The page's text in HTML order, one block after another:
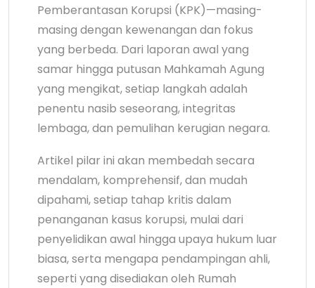
Pemberantasan Korupsi (KPK)—masing-
masing dengan kewenangan dan fokus
yang berbeda. Dari laporan awal yang
samar hingga putusan Mahkamah Agung
yang mengikat, setiap langkah adalah
penentu nasib seseorang, integritas
lembaga, dan pemulihan kerugian negara.
Artikel pilar ini akan membedah secara
mendalam, komprehensif, dan mudah
dipahami, setiap tahap kritis dalam
penanganan kasus korupsi, mulai dari
penyelidikan awal hingga upaya hukum luar
biasa, serta mengapa pendampingan ahli,
seperti yang disediakan oleh Rumah